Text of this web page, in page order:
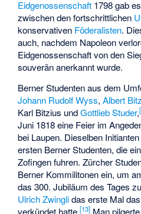
Eidgenossenschaft 1798 gab
zwischen den fortschrittlichen
konservativen Föderalisten.
auch, nachdem Napoleon
Eidgenossenschaft von den
souverän anerkannt wurde.
Berner Studenten aus dem
Johann Rudolf Wyss,Albert
Karl Bitzius undGottlieb Studer,[
Juni 1818 eine Feier im
bei Laupen. Dieselben
ersten Berner Studenten, die
Zofingen fuhren. Zürcher
Berner Kommilitonen ein, um
das 300. Jubiläum des Tages
Ulrich Zwinglidas erste Mal das
verkündet hatte.[13] Man